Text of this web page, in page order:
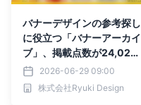
バナーデザインの参考探し
に役立つ「バナーアーカイ
ブ」、掲載点数が24,025
件に増加｜配色・レイアウ
ト・訴求表現など多様なバ
ナー事例を閲覧できる資料
2026-06-29 09:00
株式会社Ryuki Design